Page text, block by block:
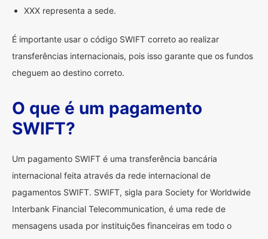
XXX representa a sede.
É importante usar o código SWIFT correto ao realizar
transferências internacionais, pois isso garante que os fundos
cheguem ao destino correto.
O que é um pagamento
SWIFT?
Um pagamento SWIFT é uma transferência bancária
internacional feita através da rede internacional de
pagamentos SWIFT. SWIFT, sigla para Society for Worldwide
Interbank Financial Telecommunication, é uma rede de
mensagens usada por instituições financeiras em todo o